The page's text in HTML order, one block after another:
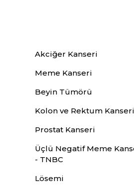
Akciğer Kanseri
Meme Kanseri
Beyin Tümörü
Kolon ve Rektum Kanseri
Prostat Kanseri
Üçlü Negatif Meme
- TNBC
Lösemi